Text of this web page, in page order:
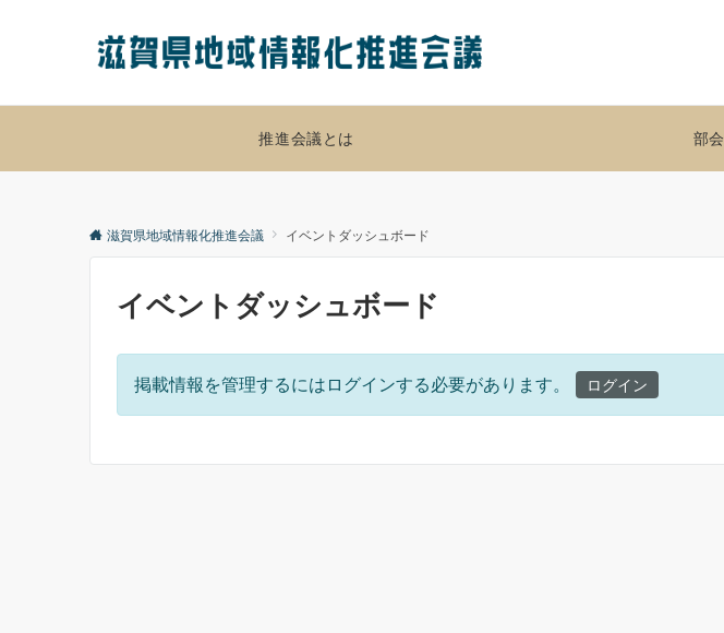
推進会議とは 部会
滋賀県地域情報化推進会議 イベントダッシュボード
イベントダッシュボード
掲載情報を管理するにはログインする必要があります。 ログイン